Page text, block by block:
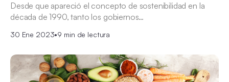
Desde que apareció el concepto de sostenibilidad en la
década de 1990, tanto los gobiernos…
30 Ene 2023•9 min de lectura